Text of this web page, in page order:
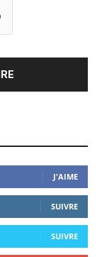
J'AIME
SUIVRE
SUIVRE